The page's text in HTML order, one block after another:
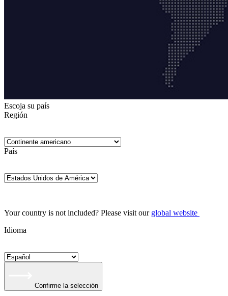
Escoja su país
Región
País
Your country is not included? Please visit our global website
Idioma
Confirme la selección